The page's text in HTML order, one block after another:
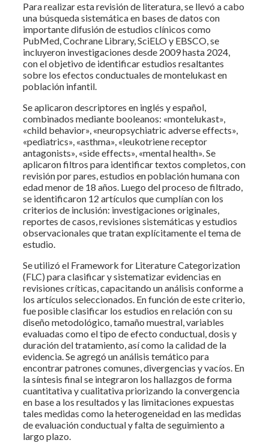
Para realizar esta revisión de literatura, se llevó a cabo
una búsqueda sistemática en bases de datos con
importante difusión de estudios clínicos como
PubMed, Cochrane Library, SciELO y EBSCO, se
incluyeron investigaciones desde 2009 hasta 2024,
con el objetivo de identificar estudios resaltantes
sobre los efectos conductuales de montelukast en
población infantil.
Se aplicaron descriptores en inglés y español,
combinados mediante booleanos: «montelukast»,
«child behavior», «neuropsychiatric adverse effects»,
«pediatrics», «asthma», «leukotriene receptor
antagonists», «side effects», «mental health». Se
aplicaron filtros para identificar textos completos, con
revisión por pares, estudios en población humana con
edad menor de 18 años. Luego del proceso de filtrado,
se identificaron 12 artículos que cumplían con los
criterios de inclusión: investigaciones originales,
reportes de casos, revisiones sistemáticas y estudios
observacionales que tratan explícitamente el tema de
estudio.
Se utilizó el Framework for Literature Categorization
(FLC) para clasificar y sistematizar evidencias en
revisiones críticas, capacitando un análisis conforme a
los artículos seleccionados. En función de este criterio,
fue posible clasificar los estudios en relación con su
diseño metodológico, tamaño muestral, variables
evaluadas como el tipo de efecto conductual, dosis y
duración del tratamiento, así como la calidad de la
evidencia. Se agregó un análisis temático para
encontrar patrones comunes, divergencias y vacíos. En
la síntesis final se integraron los hallazgos de forma
cuantitativa y cualitativa priorizando la convergencia
en base a los resultados y las limitaciones expuestas
tales medidas como la heterogeneidad en las medidas
de evaluación conductual y falta de seguimiento a
largo plazo.